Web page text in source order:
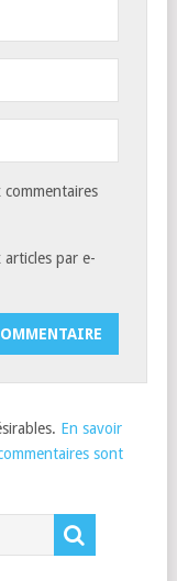
par e-
En savoir
sont